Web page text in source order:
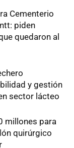
Cementerio
piden
quedaron al
y gestión
sector lácteo
millones para
quirúrgico